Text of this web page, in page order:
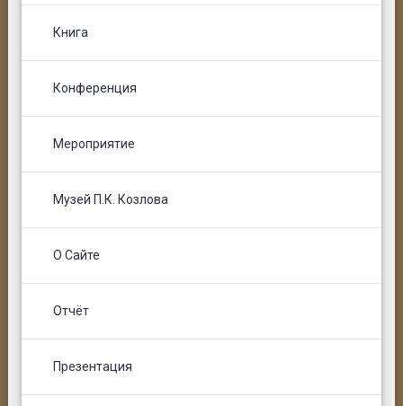
Книга
Конференция
Мероприятие
Музей П.К. Козлова
О Сайте
Отчёт
Презентация